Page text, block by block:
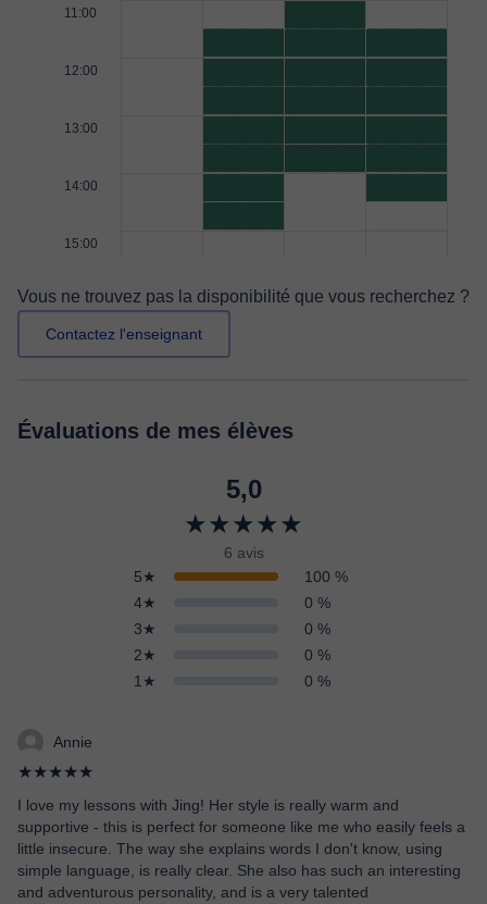
11:00
12:00
13:00
14:00
15:00
Vous ne trouvez pas la disponibilité que vous recherchez ?
Contactez l'enseignant
Évaluations de mes élèves
5,0
★★★★★
6 avis
5★
100 %
4★
0 %
3★
0 %
2★
0 %
1★
0 %
Annie
★★★★★
I love my lessons with Jing! Her style is really warm and
supportive - this is perfect for someone like me who easily feels a
little insecure. The way she explains words I don't know, using
simple language, is really clear. She also has such an interesting
and adventurous personality, and is a very talented